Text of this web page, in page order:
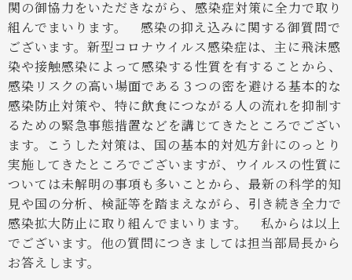
関の御協力をいただきながら、感染症対策に全力で取り
組んでまいります。
感染の抑え込みに関する御質問で
ございます。新型コロナウイルス感染症は、主に飛沫感
染や接触感染によって感染する性質を有することから、
感染リスクの高い場面である３つの密を避ける基本的な
感染防止対策や、特に飲食につながる人の流れを抑制す
るための緊急事態措置などを講じてきたところでござい
ます。こうした対策は、国の基本的対処方針にのっとり
実施してきたところでございますが、ウイルスの性質に
ついては未解明の事項も多いことから、最新の科学的知
見や国の分析、検証等を踏まえながら、引き続き全力で
感染拡大防止に取り組んでまいります。
私からは以上
でございます。他の質問につきましては担当部局長から
お答えします。